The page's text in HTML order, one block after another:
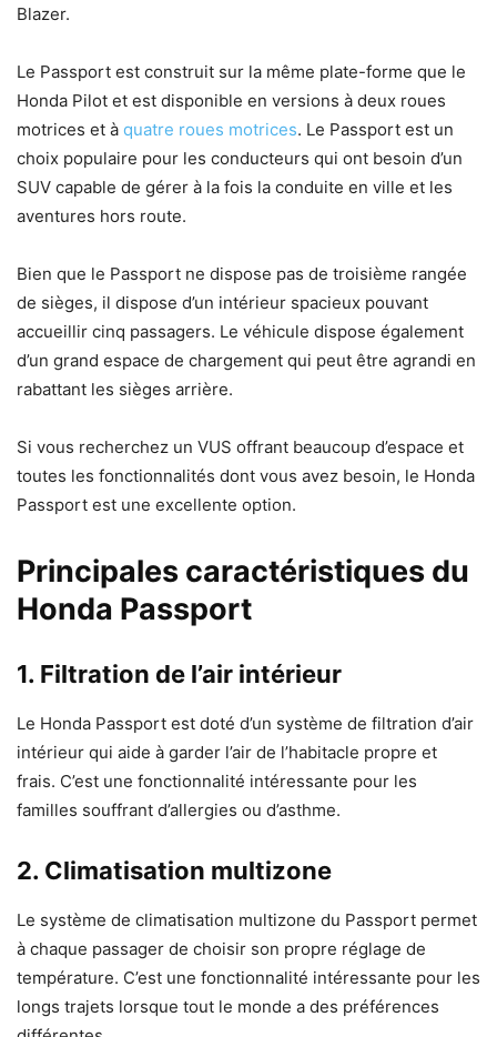
Blazer.
Le Passport est construit sur la même plate-forme que le
Honda Pilot et est disponible en versions à deux roues
motrices et à quatre roues motrices. Le Passport est un
choix populaire pour les conducteurs qui ont besoin d’un
SUV capable de gérer à la fois la conduite en ville et les
aventures hors route.
Bien que le Passport ne dispose pas de troisième rangée
de sièges, il dispose d’un intérieur spacieux pouvant
accueillir cinq passagers. Le véhicule dispose également
d’un grand espace de chargement qui peut être agrandi en
rabattant les sièges arrière.
Si vous recherchez un VUS offrant beaucoup d’espace et
toutes les fonctionnalités dont vous avez besoin, le Honda
Passport est une excellente option.
Principales caractéristiques du
Honda Passport
1. Filtration de l’air intérieur
Le Honda Passport est doté d’un système de filtration d’air
intérieur qui aide à garder l’air de l’habitacle propre et
frais. C’est une fonctionnalité intéressante pour les
familles souffrant d’allergies ou d’asthme.
2. Climatisation multizone
Le système de climatisation multizone du Passport permet
à chaque passager de choisir son propre réglage de
température. C’est une fonctionnalité intéressante pour les
longs trajets lorsque tout le monde a des préférences